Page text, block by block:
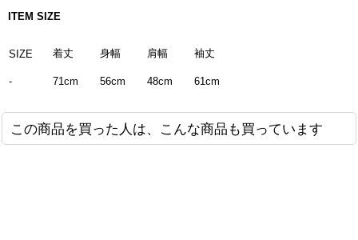
ITEM SIZE
SIZE 着丈 身幅 肩幅 袖丈
- 71cm 56cm 48cm 61cm
この商品を買った人は、こんな商品も買っています